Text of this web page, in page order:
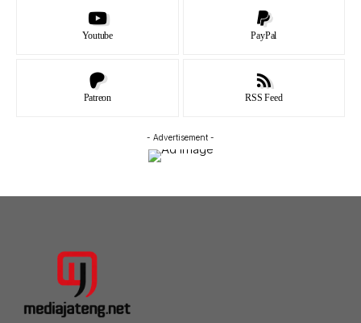
Youtube PayPal
Patreon RSS Feed
- Advertisement -